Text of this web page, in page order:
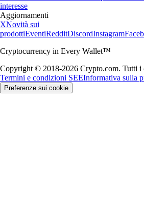
interesse
Aggiornamenti
XNovità sui
prodottiEventiRedditDiscordInstagram
Cryptocurrency in Every Wallet™
Copyright © 2018-2026 Crypto.com. Tutti i
Termini e condizioni SEEInformativa sulla
Preferenze sui cookie